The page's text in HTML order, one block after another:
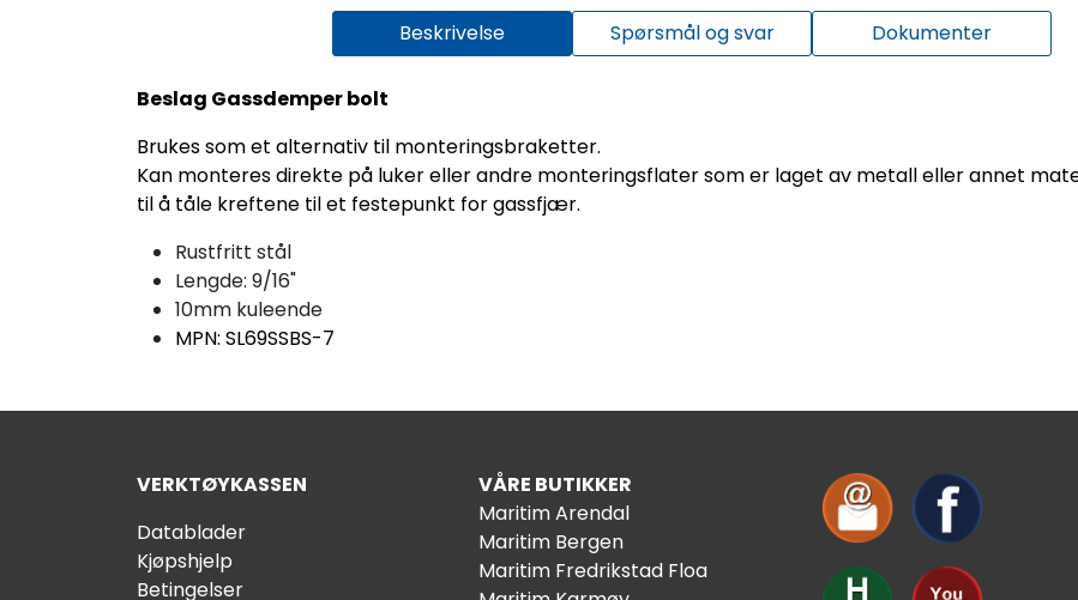
Beskrivelse Spørsmål og svar Dokumenter
Beslag Gassdemper bolt
Brukes som et alternativ til monteringsbraketter.
Kan monteres direkte på luker eller andre monteringsflater som er laget av metall eller annet
til å tåle kreftene til et festepunkt for gassfjær.
Rustfritt stål
Lengde: 9/16"
10mm kuleende
MPN: SL69SSBS-7
VERKTØYKASSEN
Datablader
Kjøpshjelp
Betingelser
VÅRE BUTIKKER
Maritim Arendal
Maritim Bergen
Maritim Fredrikstad Floa